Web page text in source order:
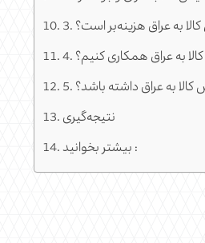
به عراق هزینه‌بر است؟
به عراق همکاری کنیم؟
کالا به عراق داشته باشد؟
نتیجه‌گیری
بیشتر بخوانید :